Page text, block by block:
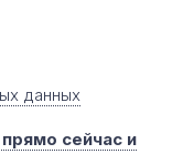
данных
сейчас и